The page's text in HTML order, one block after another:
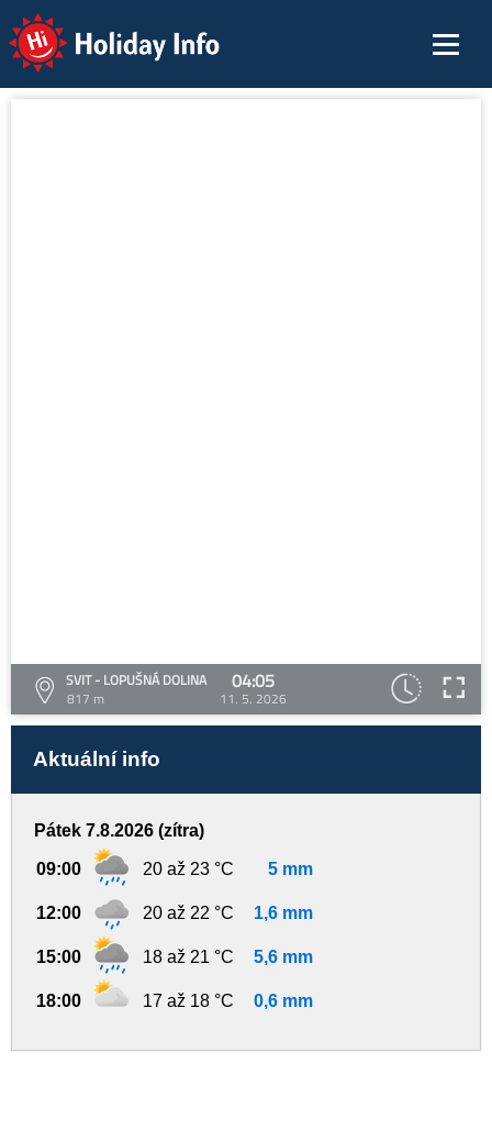
Holiday Info
SVIT - LOPUŠNÁ DOLINA
817 m
04:05
11. 5. 2026
Aktuální info
Pátek 7.8.2026 (zítra)
09:00 20 až 23 °C 5 mm
12:00 20 až 22 °C 1,6 mm
15:00 18 až 21 °C 5,6 mm
18:00 17 až 18 °C 0,6 mm